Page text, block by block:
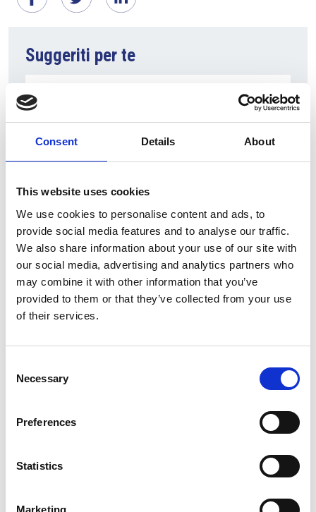
Consent Details About
This website uses cookies
We use cookies to personalise content and ads, to
provide social media features and to analyse our traffic.
We also share information about your use of our site with
our social media, advertising and analytics partners who
may combine it with other information that you’ve
provided to them or that they’ve collected from your use
of their services.
Selection
Necessary
Preferences
Statistics
Marketing
Suggeriti per te
5 Agosto 2026
Il commercio retail continua con una crescita
dinamica
Overview Economica